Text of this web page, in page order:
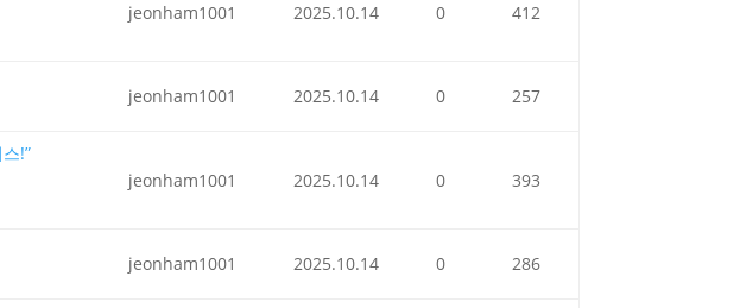
jeonham1001 2025.10.14 0 412
jeonham1001 2025.10.14 0 257
!”
jeonham1001 2025.10.14 0 393
jeonham1001 2025.10.14 0 286